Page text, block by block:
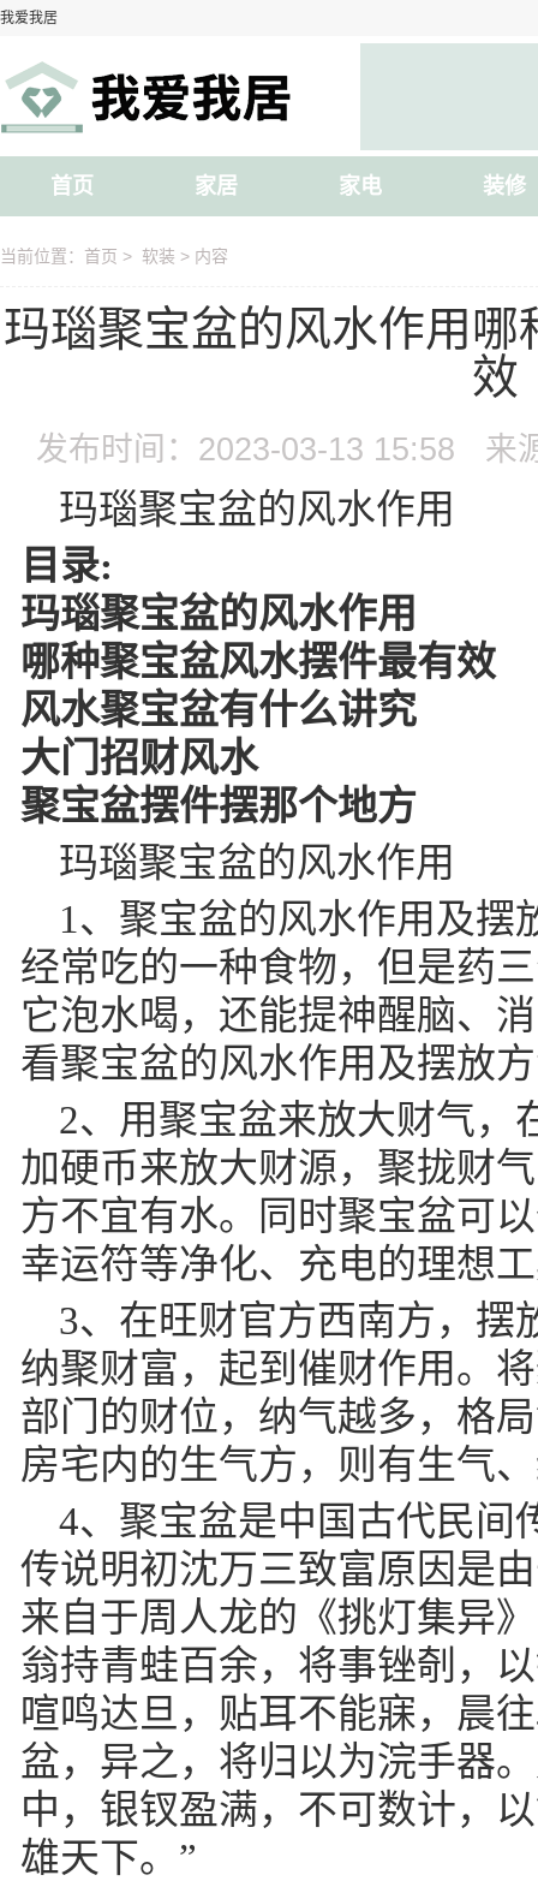
我爱我居
首页 家居 家电 装修
当前位置： 首页 > 软装 > 内容
玛瑙聚宝盆的风水作用
效
发布时间：2023-03-13 15:58 来
玛瑙聚宝盆的风水作用
目录:
玛瑙聚宝盆的风水作用
哪种聚宝盆风水摆件最有效
风水聚宝盆有什么讲究
大门招财风水
聚宝盆摆件摆那个地方
玛瑙聚宝盆的风水作用
1、聚宝盆的风水作用及摆
经常吃的一种食物，但是药
它泡水喝，还能提神醒脑、
看聚宝盆的风水作用及摆放
2、用聚宝盆来放大财气，
加硬币来放大财源，聚拢财
方不宜有水。同时聚宝盆可
幸运符等净化、充电的理想
3、在旺财官方西南方，摆
纳聚财富，起到催财作用。
部门的财位，纳气越多，格
房宅内的生气方，则有生气
4、聚宝盆是中国古代民间
传说明初沈万三致富原因是
来自于周人龙的《挑灯集异
翁持青蛙百余，将事锉剞，
喧鸣达旦，贴耳不能寐，晨
盆，异之，将归以为浣手器
中，银钗盈满，不可数计，
雄天下。”